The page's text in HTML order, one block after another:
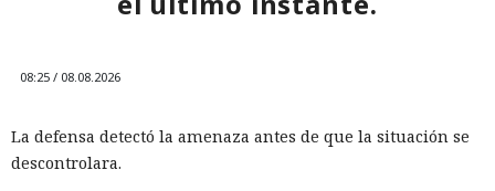
08:25 / 08.08.2026
La defensa detectó la amenaza antes de que la situación se
descontrolara.